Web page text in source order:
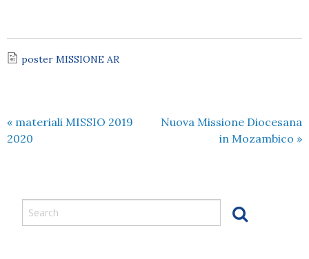
poster MISSIONE AR
« materiali MISSIO 2019
2020
Nuova Missione Diocesana
in Mozambico »